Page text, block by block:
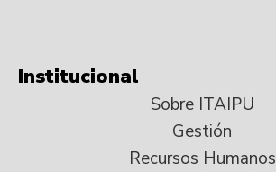
Institucional
Sobre ITAIPU
Gestión
Recursos Humanos